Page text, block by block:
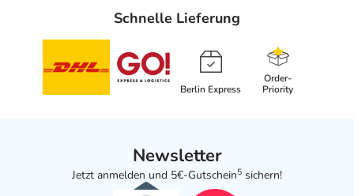
Schnelle Lieferung
Berlin Express
Order-
Priority
Newsletter
Jetzt anmelden und 5€-Gutschein5 sichern!